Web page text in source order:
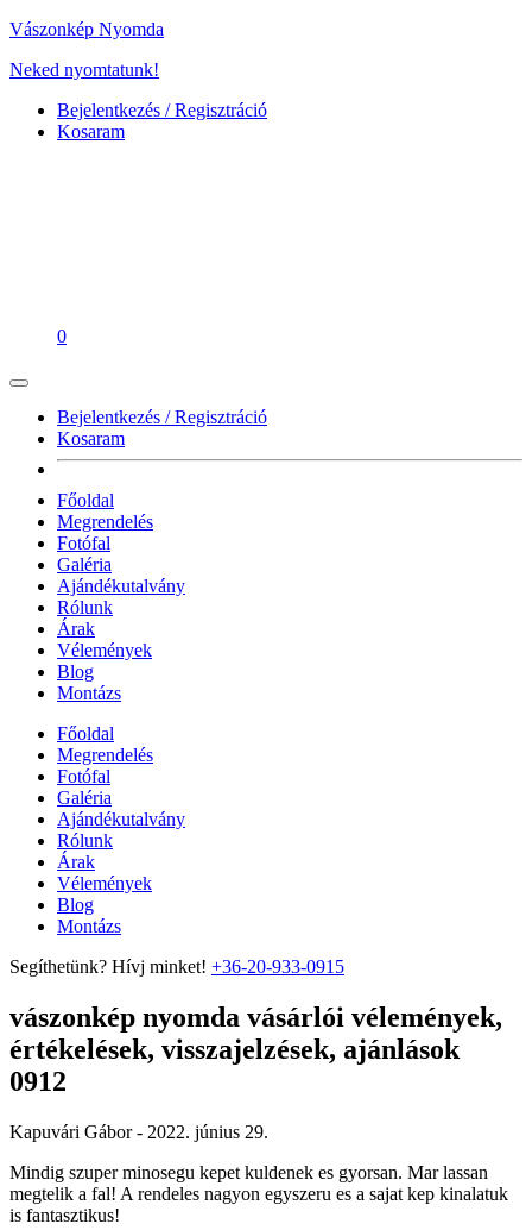
Vászonkép Nyomda
Neked nyomtatunk!
Bejelentkezés / Regisztráció
Kosaram
0
Bejelentkezés / Regisztráció
Kosaram
Főoldal
Megrendelés
Fotófal
Galéria
Ajándékutalvány
Rólunk
Árak
Vélemények
Blog
Montázs
Főoldal
Megrendelés
Fotófal
Galéria
Ajándékutalvány
Rólunk
Árak
Vélemények
Blog
Montázs
Segíthetünk? Hívj minket! +36-20-933-0915
vászonkép nyomda vásárlói vélemények,
értékelések, visszajelzések, ajánlások
0912
Kapuvári Gábor - 2022. június 29.
Mindig szuper minosegu kepet kuldenek es gyorsan. Mar lassan
megtelik a fal! A rendeles nagyon egyszeru es a sajat kep kinalatuk
is fantasztikus!